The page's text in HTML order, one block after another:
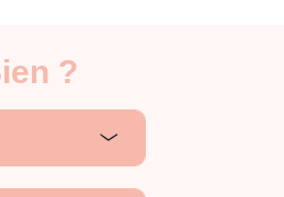
?